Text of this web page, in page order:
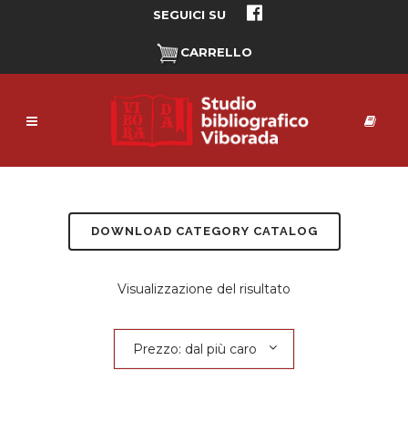
SEGUICI SU
CARRELLO
DOWNLOAD CATEGORY CATALOG
Visualizzazione del risultato
Prezzo: dal più caro